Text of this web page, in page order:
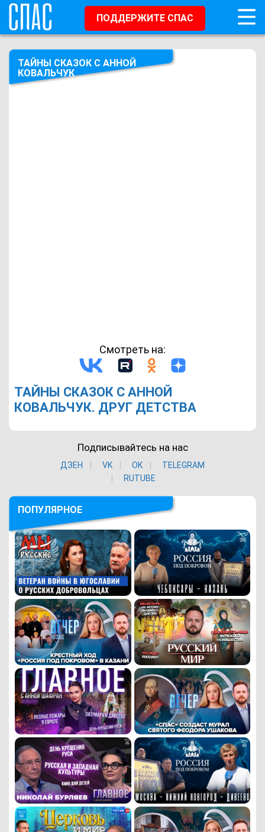
ПОДДЕРЖИТЕ СПАС
ТАЙНЫ СКАЗОК С АННОЙ
КОВАЛЬЧУК
Смотреть на:
ТАЙНЫ СКАЗОК С АННОЙ
КОВАЛЬЧУК. ДРУГ ДЕТСТВА
Подписывайтесь на нас
ДЗЕН VK ОK
TELEGRAM
RUTUBE
ПОПУЛЯРНОЕ